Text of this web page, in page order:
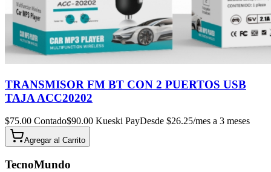
TRANSMISOR FM BT CON 2 PUERTOS USB
TAJA ACC20202
$75.00 Contado$90.00 Kueski PayDesde $26.25/mes a 3 meses
Agregar al Carrito
TecnoMundo